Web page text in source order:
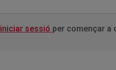
iniciar sessió per començar a